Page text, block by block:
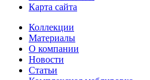
Карта сайта
Коллекции
Материалы
О компании
Новости
Статьи